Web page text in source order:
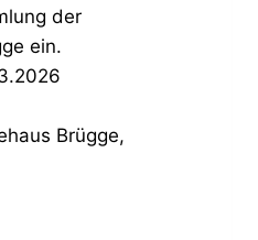
der
ein.
Brügge,